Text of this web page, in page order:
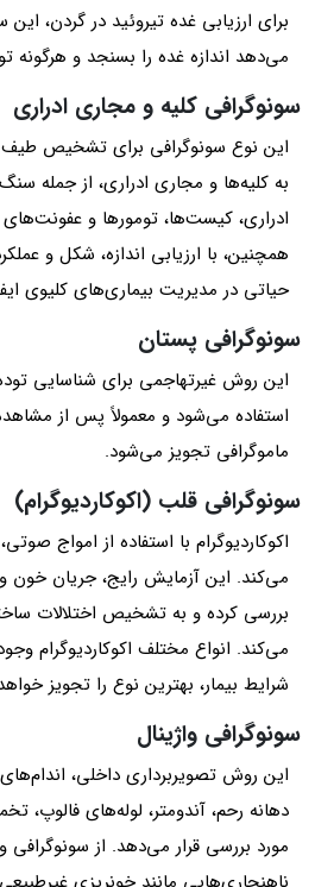
برای ارزیابی غده تیروئید در گردن،
می‌دهد اندازه غده را بسنجد و هرگونه
سونوگرافی کلیه و مجاری ادراری
این نوع سونوگرافی برای تشخیص
به کلیه‌ها و مجاری ادراری، از جمله
ادراری، کیست‌ها، تومورها و عفونت‌های
همچنین، با ارزیابی اندازه، شکل و
حیاتی در مدیریت بیماری‌های کلیوی
سونوگرافی پستان
این روش غیرتهاجمی برای شناسایی
استفاده می‌شود و معمولاً پس از
ماموگرافی تجویز می‌شود.
سونوگرافی قلب (اکوکاردیوگرام)
اکوکاردیوگرام با استفاده از امواج
می‌کند. این آزمایش رایج، جریان خون
بررسی کرده و به تشخیص اختلالات
می‌کند. انواع مختلف اکوکاردیوگرام
شرایط بیمار، بهترین نوع را تجویز
سونوگرافی واژینال
این روش تصویربرداری داخلی،
دهانه رحم، آندومتر، لوله‌های فالوپ،
مورد بررسی قرار می‌دهد. از